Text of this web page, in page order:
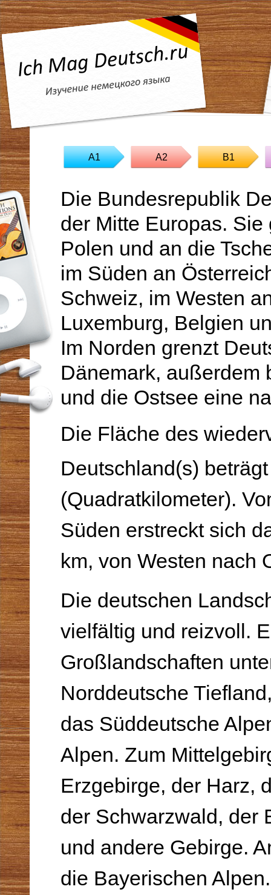
A1 A2 B1
Die Bundesrepublik
der Mitte Europas.
Polen und an die
im Süden an
Schweiz, im Westen
Luxemburg, Belgien
Im Norden grenzt
Dänemark, au­ßerdem
und die Ostsee eine
Die Fläche des
Deutschland(s)
(Quadratkilometer).
Süden erstreckt sich
km, von Westen nach
Die deutschen
vielfältig und reizvoll.
Großlandschaften
Norddeutsche
das Süddeutsche
Alpen. Zum
Erzgebirge, der Harz,
der Schwarzwald, der
und andere Gebirge.
die Bayerischen